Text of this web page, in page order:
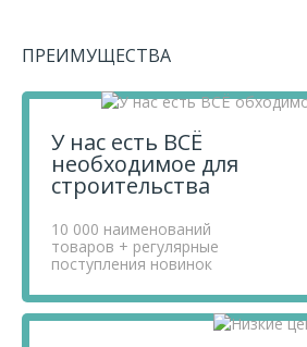
поставщиков.
У5, 10м (верхний забор), шт,
и оформите свой заказ.
Если у вас остались вопросы, вы
телефону+7 812 740 68 02или в
сайте.
ПРЕИМУЩЕСТВА
У нас есть ВСЁ
необходимое для
строительства
10 000 наименований
товаров + регулярные
поступления новинок